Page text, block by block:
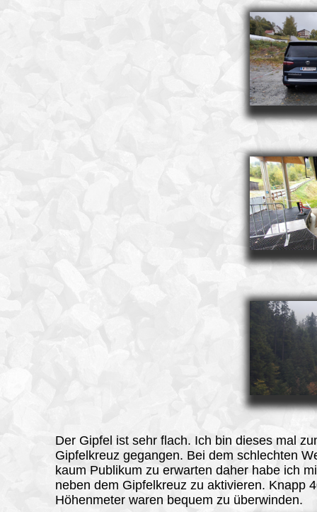
Der Gipfel ist sehr flach. Ich bin dieses mal
Gipfelkreuz gegangen. Bei dem schlechten
kaum Publikum zu erwarten daher habe ich
neben dem Gipfelkreuz zu aktivieren. Knapp
Höhenmeter waren bequem zu überwinden.